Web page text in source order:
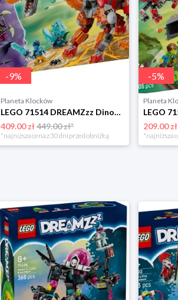
-9%
Planeta Klocków
LEGO 71514 DREAMZzz Dinostatek kosmiczny Lego
409.00 zł449.00 zł*
*najniższa cena z 30 dni przed obniżką
-5%
Planeta
209.00 zł
*najniższa